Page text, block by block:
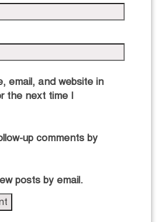
email, and website in
the next time I
up comments by
posts by email.